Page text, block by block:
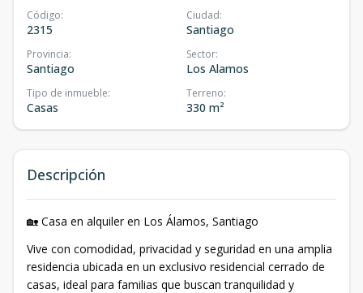
Código:
2315
Ciudad:
Santiago
Provincia:
Santiago
Sector:
Los Alamos
Tipo de inmueble:
Casas
Terreno:
330 m²
Descripción
🏡 Casa en alquiler en Los Álamos, Santiago
Vive con comodidad, privacidad y seguridad en una amplia
residencia ubicada en un exclusivo residencial cerrado de
casas, ideal para familias que buscan tranquilidad y